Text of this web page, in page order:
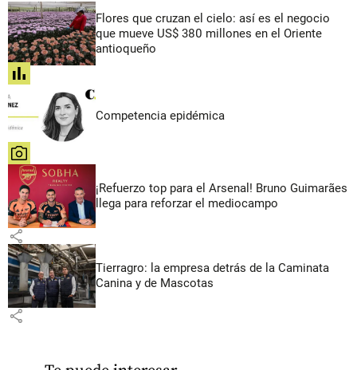
Flores que cruzan el cielo: así es el negocio
que mueve US$ 380 millones en el Oriente
antioqueño
share
Competencia epidémica
share
¡Refuerzo top para el Arsenal! Bruno Guimarães
llega para reforzar el mediocampo
share
Tierragro: la empresa detrás de la Caminata
Canina y de Mascotas
share